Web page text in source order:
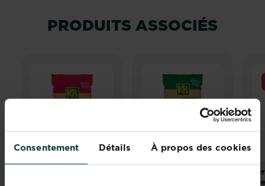
Consentement Détails À propos des cookies
PRODUITS ASSOCIÉS